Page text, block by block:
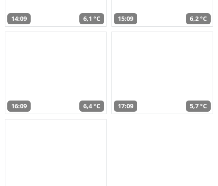
14:09 6,1 °C 15:09 6,2 °C
16:09 6,4 °C 17:09 5,7 °C